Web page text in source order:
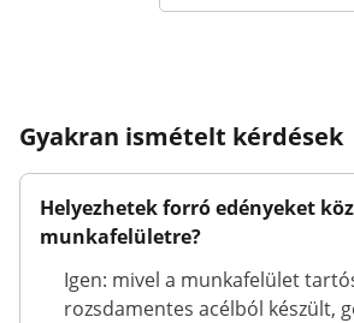
Gyakran ismételt kérdések
Helyezhetek forró edényeket
munkafelületre?
Igen: mivel a munkafelület
rozsdamentes acélból készült,